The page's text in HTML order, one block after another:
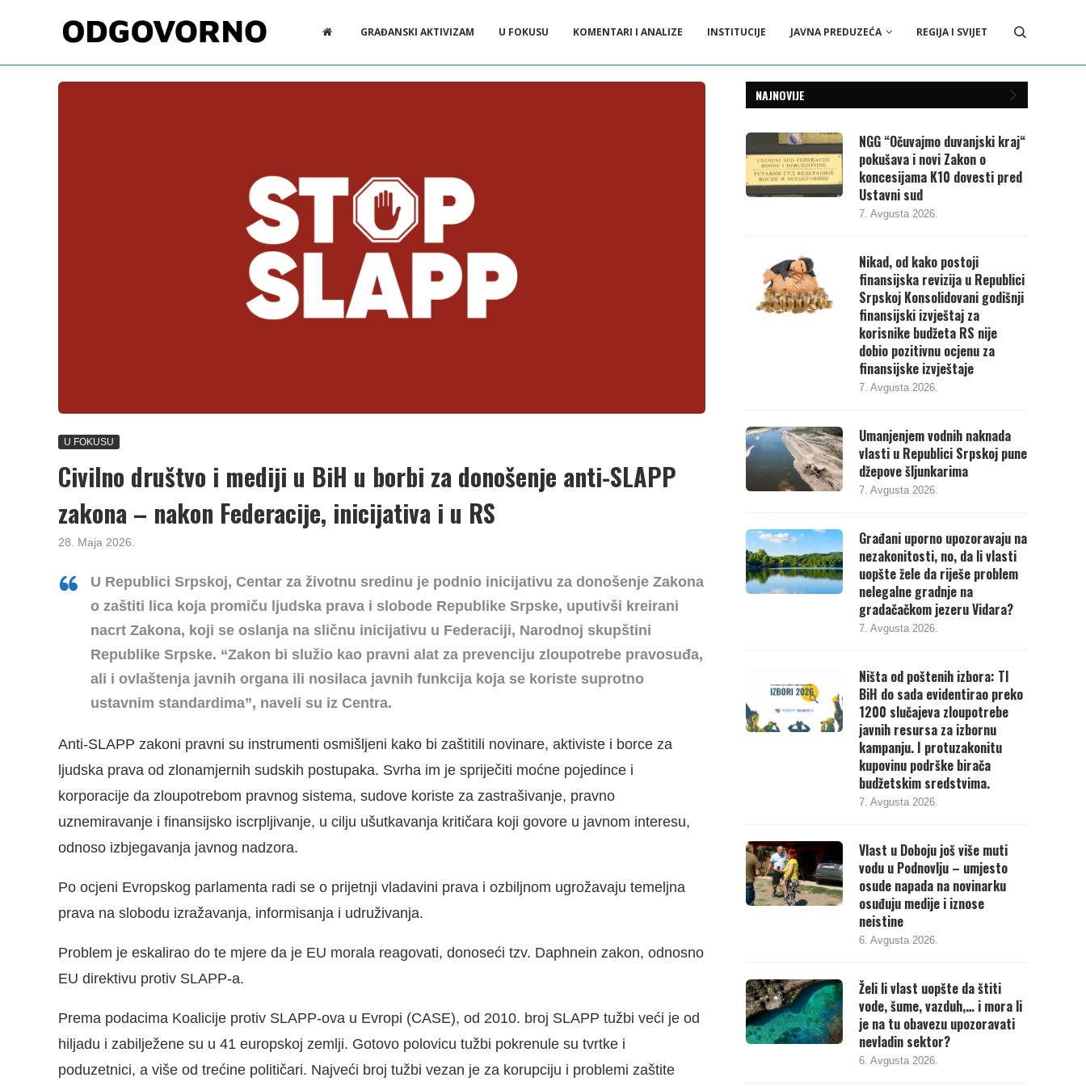
GRAĐANSKI AKTIVIZAM U FOKUSU KOMENTARI I ANALIZE INSTITUCIJE JAVNA PREDUZEĆA REGIJA I SVIJET
U FOKUSU
Civilno društvo i mediji u BiH u borbi za donošenje anti-SLAPP
zakona – nakon Federacije, inicijativa i u RS
28. Maja 2026.
U Republici Srpskoj, Centar za životnu sredinu je podnio inicijativu za donošenje Zakona
o zaštiti lica koja promiču ljudska prava i slobode Republike Srpske, uputivši kreirani
nacrt Zakona, koji se oslanja na sličnu inicijativu u Federaciji, Narodnoj skupštini
Republike Srpske. “Zakon bi služio kao pravni alat za prevenciju zloupotrebe pravosuđa,
ali i ovlaštenja javnih organa ili nosilaca javnih funkcija koja se koriste suprotno
ustavnim standardima”, naveli su iz Centra.
Anti-SLAPP zakoni pravni su instrumenti osmišljeni kako bi zaštitili novinare, aktiviste i borce za
ljudska prava od zlonamjernih sudskih postupaka. Svrha im je spriječiti moćne pojedince i
korporacije da zloupotrebom pravnog sistema, sudove koriste za zastrašivanje, pravno
uznemiravanje i finansijsko iscrpljivanje, u cilju ušutkavanja kritičara koji govore u javnom interesu,
odnoso izbjegavanja javnog nadzora.
Po ocjeni Evropskog parlamenta radi se o prijetnji vladavini prava i ozbiljnom ugrožavaju temeljna
prava na slobodu izražavanja, informisanja i udruživanja.
Problem je eskalirao do te mjere da je EU morala reagovati, donoseći tzv. Daphnein zakon, odnosno
EU direktivu protiv SLAPP-a.
Prema podacima Koalicije protiv SLAPP-ova u Evropi (CASE), od 2010. broj SLAPP tužbi veći je od
hiljadu i zabilježene su u 41 europskoj zemlji. Gotovo polovicu tužbi pokrenule su tvrtke i
poduzetnici, a više od trećine političari. Najveći broj tužbi vezan je za korupciju i problemi zaštite
NAJNOVIJE
NGG “Očuvajmo duvanjski kraj“
pokušava i novi Zakon o
koncesijama K10 dovesti pred
Ustavni sud
7. Avgusta 2026.
Nikad, od kako postoji
finansijska revizija u Republici
Srpskoj Konsolidovani godišnji
finansijski izvještaj za
korisnike budžeta RS nije
dobio pozitivnu ocjenu za
finansijske izvještaje
7. Avgusta 2026.
Umanjenjem vodnih naknada
vlasti u Republici Srpskoj pune
džepove šljunkarima
7. Avgusta 2026.
Građani uporno upozoravaju na
nezakonitosti, no, da li vlasti
uopšte žele da riješe problem
nelegalne gradnje na
gradačačkom jezeru Vidara?
7. Avgusta 2026.
Ništa od poštenih izbora: TI
BiH do sada evidentirao preko
1200 slučajeva zloupotrebe
javnih resursa za izbornu
kampanju. I protuzakonitu
kupovinu podrške birača
budžetskim sredstvima.
7. Avgusta 2026.
Vlast u Doboju još više muti
vodu u Podnovlju – umjesto
osude napada na novinarku
osuđuju medije i iznose
neistine
6. Avgusta 2026.
Želi li vlast uopšte da štiti
vode, šume, vazduh,… i mora li
je na tu obavezu upozoravati
nevladin sektor?
6. Avgusta 2026.